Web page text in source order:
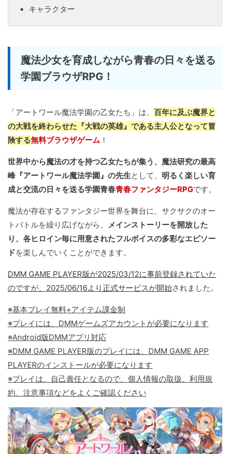
キャラクター
魔法少女を育成しながら青春の日々を送る
学園ブラウザRPG！
「アートワール魔法学園の乙女たち」は、 百年に及ぶ魔界と
の大戦を終わらせた『大戦の英雄』である主人公となって冒
険する無料ブラウザゲーム ！
世界中から魔法の才を持つ乙女たちが集う、魔法研究の最高
峰『アートワール魔法学園』の先生として、 明るく楽しい育
成と交流の日々を送る学園青春青春ファンタジーRPGです。
魔法が存在するファンタジー世界を舞台に、サクサクのオー
トバトルを繰り広げながら、 メインストーリーを開放した
り、各ヒロイン毎に用意されたフルボイスの多彩なエピソー
ドを楽しんでいくことができます。
DMM GAME PLAYER版が2025/03/12に事前登録されていた
のですが、2025/06/16より正式サービスが開始されました。
※基本プレイ無料+アイテム課金制
※プレイには、DMMゲームズアカウントが必要になります
※Android版DMMアプリ対応
※DMM GAME PLAYER版のプレイには、DMM GAME APP
PLAYERのインストールが必要になります
※プレイは、自己責任となるので、個人情報の取扱、利用規
約、注意事項などをよくご確認ください